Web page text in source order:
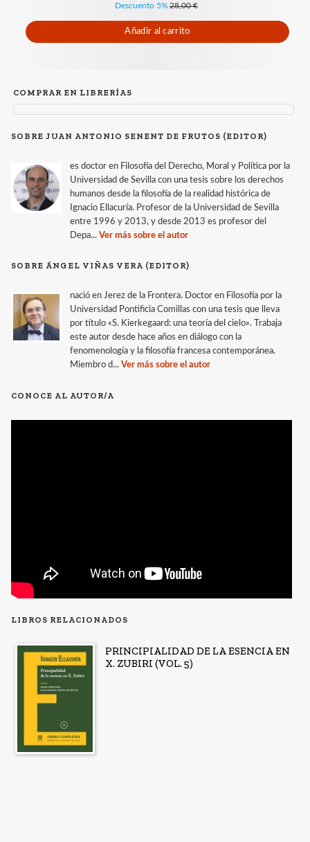
Descuento 5% 28,00 €
Añadir al carrito
COMPRAR EN LIBRERÍAS
SOBRE JUAN ANTONIO SENENT DE FRUTOS (EDITOR)
es doctor en Filosofía del Derecho, Moral y Política por la
Universidad de Sevilla con una tesis sobre los derechos
humanos desde la filosofía de la realidad histórica de
Ignacio Ellacuría. Profesor de la Universidad de Sevilla
entre 1996 y 2013, y desde 2013 es profesor del
Depa... Ver más sobre el autor
SOBRE ÁNGEL VIÑAS VERA (EDITOR)
nació en Jerez de la Frontera. Doctor en Filosofía por la
Universidad Pontificia Comillas con una tesis que lleva
por título «S. Kierkegaard: una teoría del cielo». Trabaja
este autor desde hace años en diálogo con la
fenomenología y la filosofía francesa contemporánea.
Miembro d... Ver más sobre el autor
LIBROS RELACIONADOS
PRINCIPIALIDAD DE LA ESENCIA EN
X. ZUBIRI (VOL. 5)